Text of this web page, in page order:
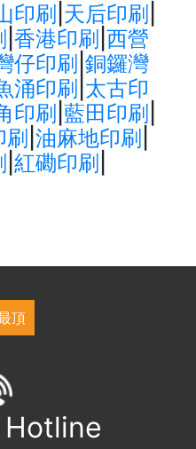
印刷 天后印刷
香港印刷 西營
仔印刷 銅鑼灣
涌印刷 太古印
印刷 藍田印刷
油麻地印刷
紅磡印刷
頂